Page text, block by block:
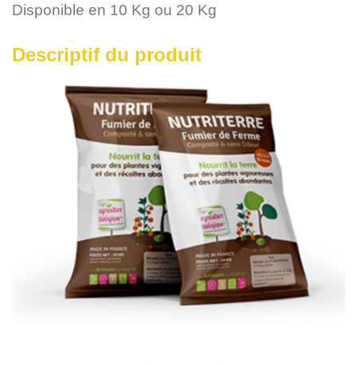
Disponible en 10 Kg ou 20 Kg
Descriptif du produit